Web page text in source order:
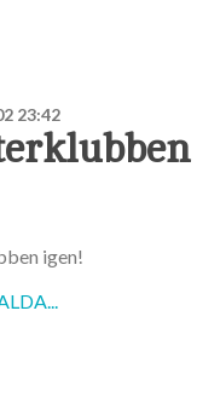
23:42
igen!